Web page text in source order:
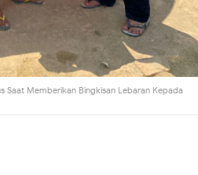
Saat Memberikan Bingkisan Lebaran Kepada